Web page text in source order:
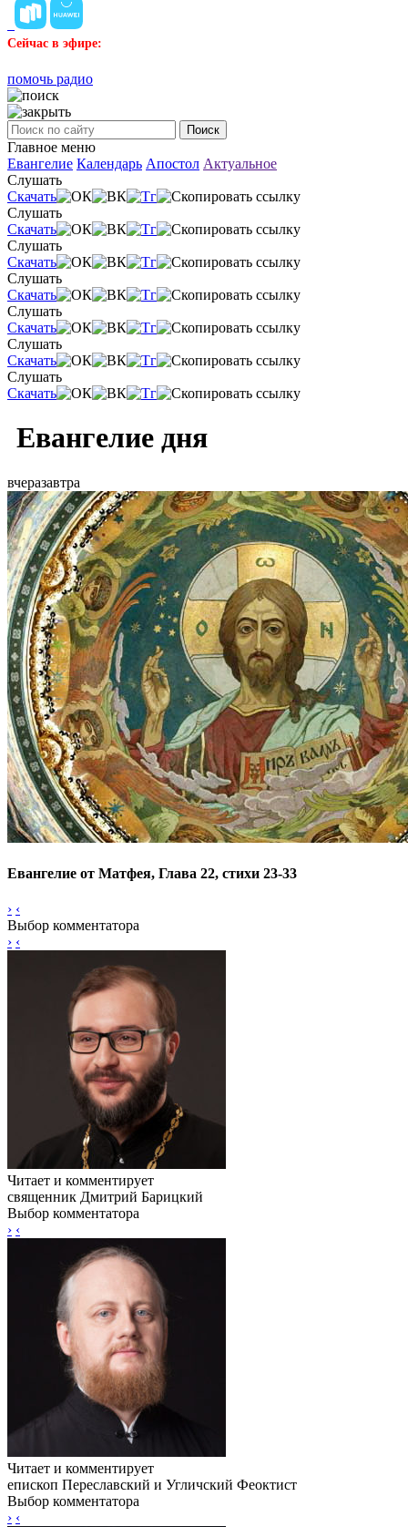
Сейчас в эфире:
помочь радио
Поиск
Главное меню
Евангелие Календарь Апостол Актуальное
Слушать
Скачать
Слушать
Скачать
Слушать
Скачать
Слушать
Скачать
Слушать
Скачать
Слушать
Скачать
Слушать
Скачать
Евангелие дня
вчеразавтра
Евангелие от Матфея, Глава 22, стихи 23-33
› ‹
Выбор комментатора
› ‹
Читает и комментирует
священник Дмитрий Барицкий
Выбор комментатора
› ‹
Читает и комментирует
епископ Переславский и Угличский Феоктист
Выбор комментатора
› ‹